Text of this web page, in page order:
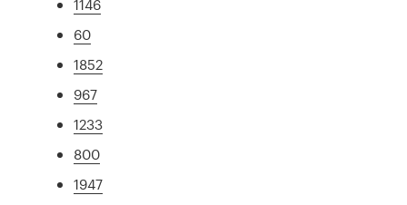
1146
60
1852
967
1233
800
1947